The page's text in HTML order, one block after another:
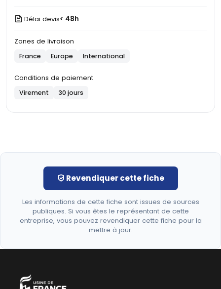
Délai devis< 48h
Zones de livraison
France Europe International
Conditions de paiement
Virement 30 jours
Revendiquer cette fiche
Les informations de cette fiche sont issues de sources
publiques. Si vous êtes le représentant de cette
entreprise, vous pouvez revendiquer cette fiche pour la
mettre à jour.